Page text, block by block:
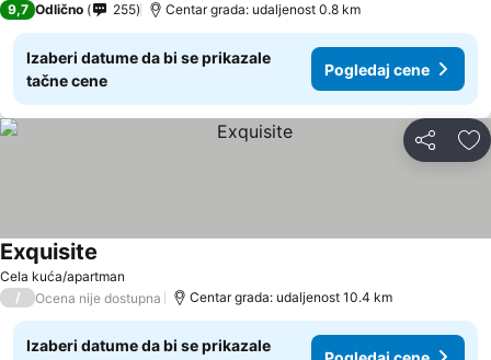
9,7 Odlično 255 Centar grada: udaljenost 0.8 km
Izaberi datume da bi se prikazale
tačne cene
Pogledaj cene
Deli
Cela kuća/apartman
Exquisite
/ Ocena nije dostupna Centar grada: udaljenost 10.4 km
Izaberi datume da bi se prikazale